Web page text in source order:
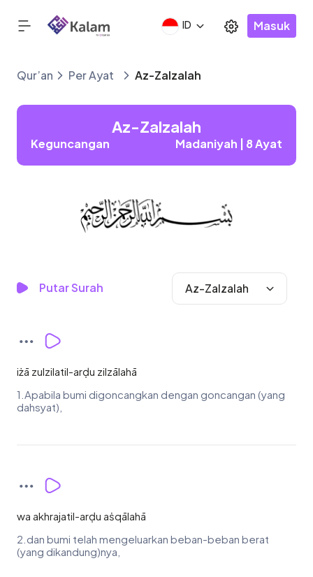
ID Masuk
Qur’an Per Ayat Az-Zalzalah
Az-Zalzalah
Keguncangan Madaniyah | 8 Ayat
Putar Surah Az-Zalzalah
iżā zulzilatil-arḍu zilzālahā
1.Apabila bumi digoncangkan dengan goncangan (yang
dahsyat),
wa akhrajatil-arḍu aṡqālahā
2.dan bumi telah mengeluarkan beban-beban berat
(yang dikandung)nya,